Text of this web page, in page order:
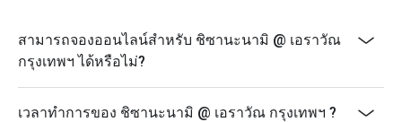
สามารถจองออนไลน์สำหรับ ชิซานะนามิ @ เอราวัณ
กรุงเทพฯ ได้หรือไม่?
เวลาทำการของ ชิซานะนามิ @ เอราวัณ กรุงเทพฯ ?